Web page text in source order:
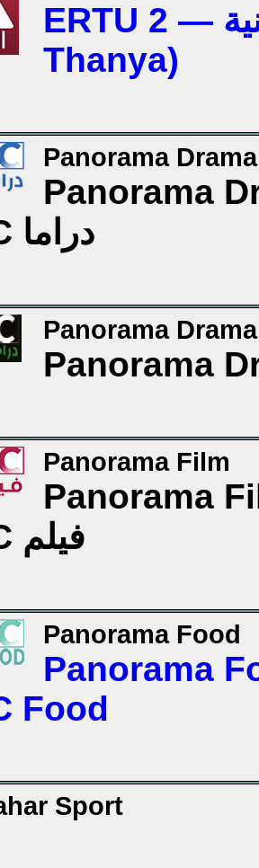
ERTU 2 — الثانية (Al
Thanya)
Panorama Drama
Panorama
PNC دراما
Panorama
Panorama
Panorama Film
Panorama
PNC فيلم
Panorama Food
Panorama
Food
Sport